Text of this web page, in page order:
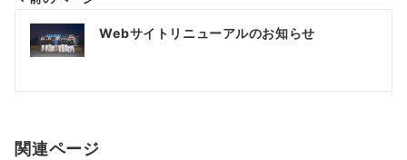
投
稿
ナ
ゲ
Webサイトリニューアルのお知らせ
関連ページ